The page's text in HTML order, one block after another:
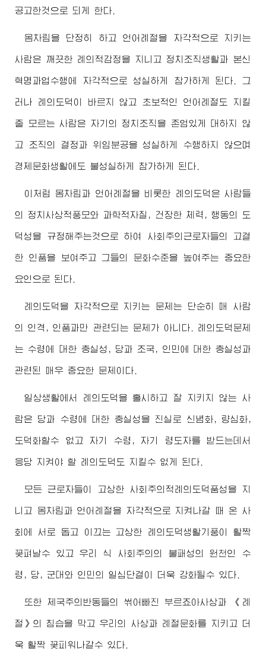
공고한것으로 되게 한다.
몸차림을 단정히 하고 언어례절을 자각적으로 지키는
사람은 깨끗한 례의적감정을 지니고 정치조직생활과 본신
혁명과업수행에 자각적으로 성실하게 참가하게 된다. 그
러나 례의도덕이 바르지 않고 초보적인 언어례절도 지킬
줄 모르는 사람은 자기의 정치조직을 존엄있게 대하지 않
고 조직의 결정과 위임분공을 성실하게 수행하지 않으며
경제문화생활에도 불성실하게 참가하게 된다.
이처럼 몸차림과 언어례절을 비롯한 례의도덕은 사람들
의 정치사상적풍모와 과학적자질, 건장한 체력, 행동의 도
덕성을 규정해주는것으로 하여 사회주의근로자들의 고결
한 인품을 보여주고 그들의 문화수준을 높여주는 중요한
요인으로 된다.
례의도덕을 자각적으로 지키는 문제는 단순히 매 사람
의 인격, 인품과만 관련되는 문제가 아니다. 례의도덕문제
는 수령에 대한 충실성, 당과 조국, 인민에 대한 충실성과
관련된 매우 중요한 문제이다.
일상생활에서 례의도덕을 홀시하고 잘 지키지 않는 사
람은 당과 수령에 대한 충실성을 진실로 신념화, 량심화,
도덕화할수 없고 자기 수령, 자기 령도자를 받드는데서
응당 지켜야 할 례의도덕도 지킬수 없게 된다.
모든 근로자들이 고상한 사회주의적례의도덕품성을 지
니고 몸차림과 언어례절을 자각적으로 지켜나갈 때 온 사
회에 서로 돕고 이끄는 고상한 례의도덕생활기풍이 활짝
꽃펴날수 있고 우리 식 사회주의의 불패성의 원천인 수
령, 당, 군대와 인민의 일심단결이 더욱 강화될수 있다.
또한 제국주의반동들의 썪어빠진 부르죠아사상과 《례
절》의 침습을 막고 우리의 사상과 례절문화를 지키고 더
욱 활짝 꽃피워나갈수 있다.